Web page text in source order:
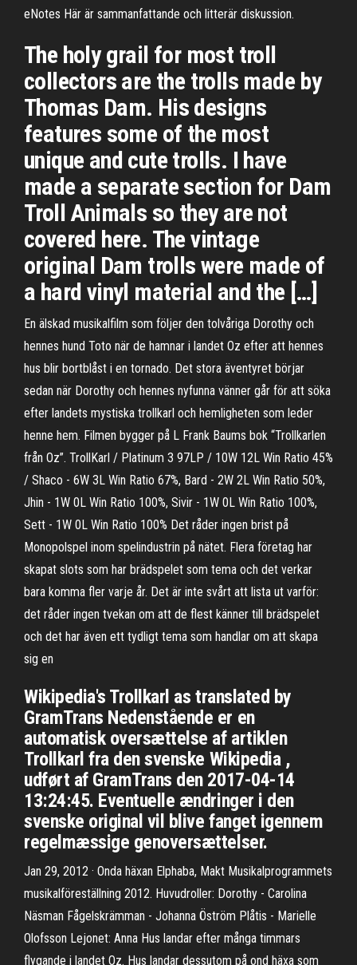
eNotes Här är sammanfattande och litterär diskussion.
The holy grail for most troll
collectors are the trolls made by
Thomas Dam. His designs
features some of the most
unique and cute trolls. I have
made a separate section for Dam
Troll Animals so they are not
covered here. The vintage
original Dam trolls were made of
a hard vinyl material and the […]
En älskad musikalfilm som följer den tolvåriga Dorothy och
hennes hund Toto när de hamnar i landet Oz efter att hennes
hus blir bortblåst i en tornado. Det stora äventyret börjar
sedan när Dorothy och hennes nyfunna vänner går för att söka
efter landets mystiska trollkarl och hemligheten som leder
henne hem. Filmen bygger på L Frank Baums bok “Trollkarlen
från Oz”. TrollKarl / Platinum 3 97LP / 10W 12L Win Ratio 45%
/ Shaco - 6W 3L Win Ratio 67%, Bard - 2W 2L Win Ratio 50%,
Jhin - 1W 0L Win Ratio 100%, Sivir - 1W 0L Win Ratio 100%,
Sett - 1W 0L Win Ratio 100% Det råder ingen brist på
Monopolspel inom spelindustrin på nätet. Flera företag har
skapat slots som har brädspelet som tema och det verkar
bara komma fler varje år. Det är inte svårt att lista ut varför:
det råder ingen tvekan om att de flest känner till brädspelet
och det har även ett tydligt tema som handlar om att skapa
sig en
Wikipedia's Trollkarl as translated by
GramTrans Nedenstående er en
automatisk oversættelse af artiklen
Trollkarl fra den svenske Wikipedia ,
udført af GramTrans den 2017-04-14
13:24:45. Eventuelle ændringer i den
svenske original vil blive fanget igennem
regelmæssige genoversættelser.
Jan 29, 2012 · Onda häxan Elphaba, Makt Musikalprogrammets
musikalföreställning 2012. Huvudroller: Dorothy - Carolina
Näsman Fågelskrämman - Johanna Öström Plåtis - Marielle
Olofsson Lejonet: Anna Hus landar efter många timmars
flygande i landet Oz. Hus landar dessutom på ond häxa som